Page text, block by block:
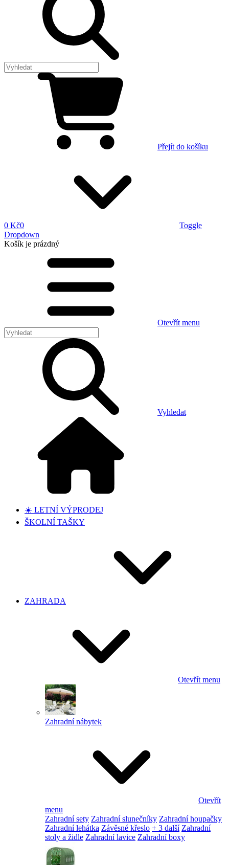
Přejít do košíku
0 Kč0
Toggle
Dropdown
Košík je prázdný
Otevřít menu
Vyhledat
☀️ LETNÍ VÝPRODEJ
ŠKOLNÍ TAŠKY
ZAHRADA
Otevřít menu
Zahradní nábytek
Otevřít
menu
Zahradní sety Zahradní slunečníky Zahradní houpačky
Zahradní lehátka Závěsné křeslo + 3 další Zahradní
stoly a židle Zahradní lavice Zahradní boxy